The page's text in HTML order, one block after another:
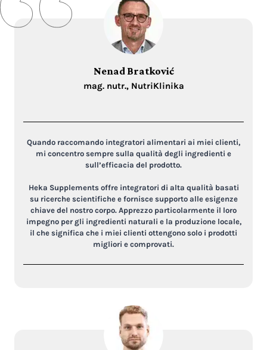
Nenad Bratković
mag. nutr., NutriKlinika
Quando raccomando integratori alimentari ai miei clienti,
mi concentro sempre sulla qualità degli ingredienti e
sull’efficacia del prodotto.
Heka Supplements offre integratori di alta qualità basati
su ricerche scientifiche e fornisce supporto alle esigenze
chiave del nostro corpo. Apprezzo particolarmente il loro
impegno per gli ingredienti naturali e la produzione locale,
il che significa che i miei clienti ottengono solo i prodotti
migliori e comprovati.